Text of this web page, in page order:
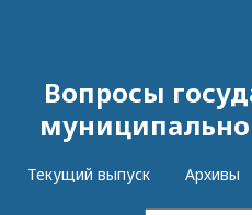
Вопросы
Текущий выпуск Архивы